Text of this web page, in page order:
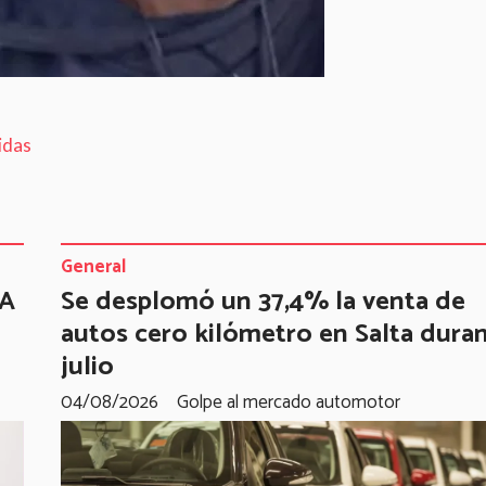
Se desplomó un 37,4% la venta de
autos cero kilómetro en Salta
julio
Golpe al mercado automotor
General
04/08/2026